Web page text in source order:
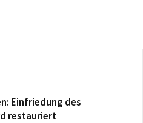
Einfriedung des
restauriert